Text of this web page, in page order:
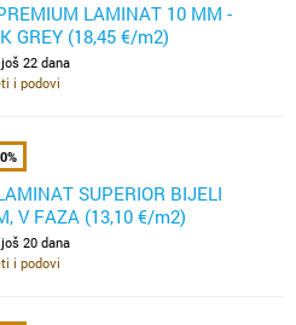
LAMINAT 10 MM -
GREY (18,45 €/m2)
još 22 dana
i podovi
SUPERIOR BIJELI
V FAZA (13,10 €/m2)
još 20 dana
i podovi